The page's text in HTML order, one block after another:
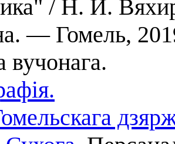
/ Н. И.
— Гомель,